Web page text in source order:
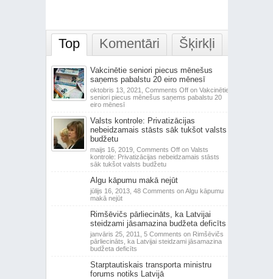
Top Komentāri Šķirkļi
Vakcinētie seniori piecus mēnešus
saņems pabalstu 20 eiro mēnesī
oktobris 13, 2021, Comments Offon Vakcinētie
seniori piecus mēnešus saņems pabalstu 20
eiro mēnesī
Valsts kontrole: Privatizācijas
nebeidzamais stāsts sāk tukšot valsts
budžetu
maijs 16, 2019, Comments Offon Valsts
kontrole: Privatizācijas nebeidzamais stāsts
sāk tukšot valsts budžetu
Algu kāpumu makā nejūt
jūlijs 16, 2013, 48 Comments on Algu kāpumu
makā nejūt
Rimšēvičs pārliecināts, ka Latvijai
steidzami jāsamazina budžeta deficīts
janvāris 25, 2011, 5 Comments on Rimšēvičs
pārliecināts, ka Latvijai steidzami jāsamazina
budžeta deficīts
Starptautiskais transporta ministru
forums notiks Latvijā